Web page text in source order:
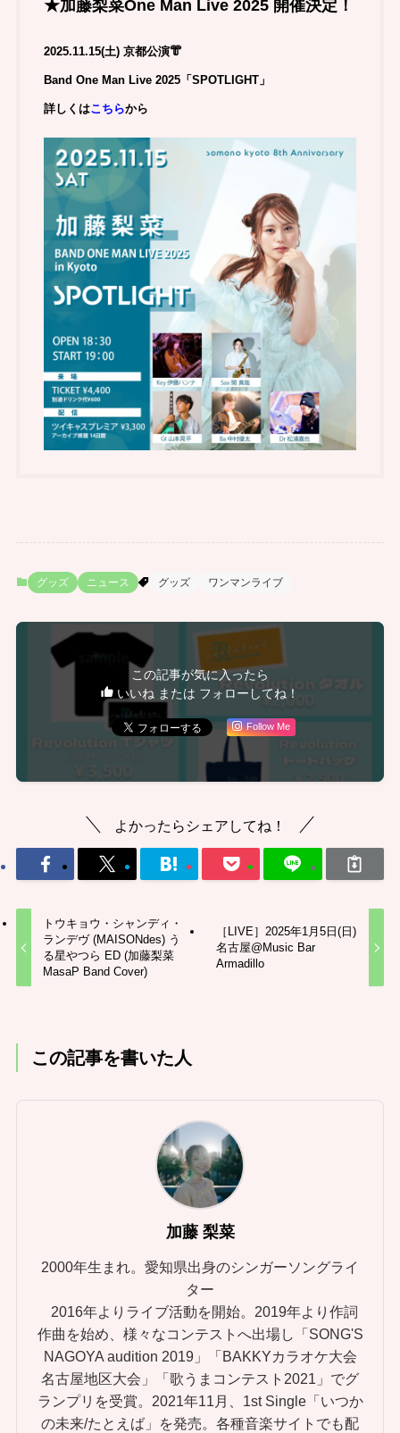
★加藤梨菜One Man Live 2025 開催決定！
2025.11.15(土) 京都公演👘
Band One Man Live 2025「SPOTLIGHT」
詳しくはこちらから
グッズ ニュース グッズ ワンマンライブ
この記事が気に入ったら
いいね または フォローしてね！
Follow Me
よかったらシェアしてね！
トウキョウ・シャンディ・
ランデヴ (MAISONdes) う
る星やつら ED (加藤梨菜
MasaP Band Cover)
［LIVE］2025年1月5日(日)
名古屋@Music Bar
Armadillo
この記事を書いた人
加藤 梨菜
2000年生まれ。愛知県出身のシンガーソングライ
ター
2016年よりライブ活動を開始。2019年より作詞
作曲を始め、様々なコンテストへ出場し「SONG'S
NAGOYA audition 2019」「BAKKYカラオケ大会
名古屋地区大会」「歌うまコンテスト2021」でグ
ランプリを受賞。2021年11月、1st Single「いつか
の未来/たとえば」を発売。各種音楽サイトでも配